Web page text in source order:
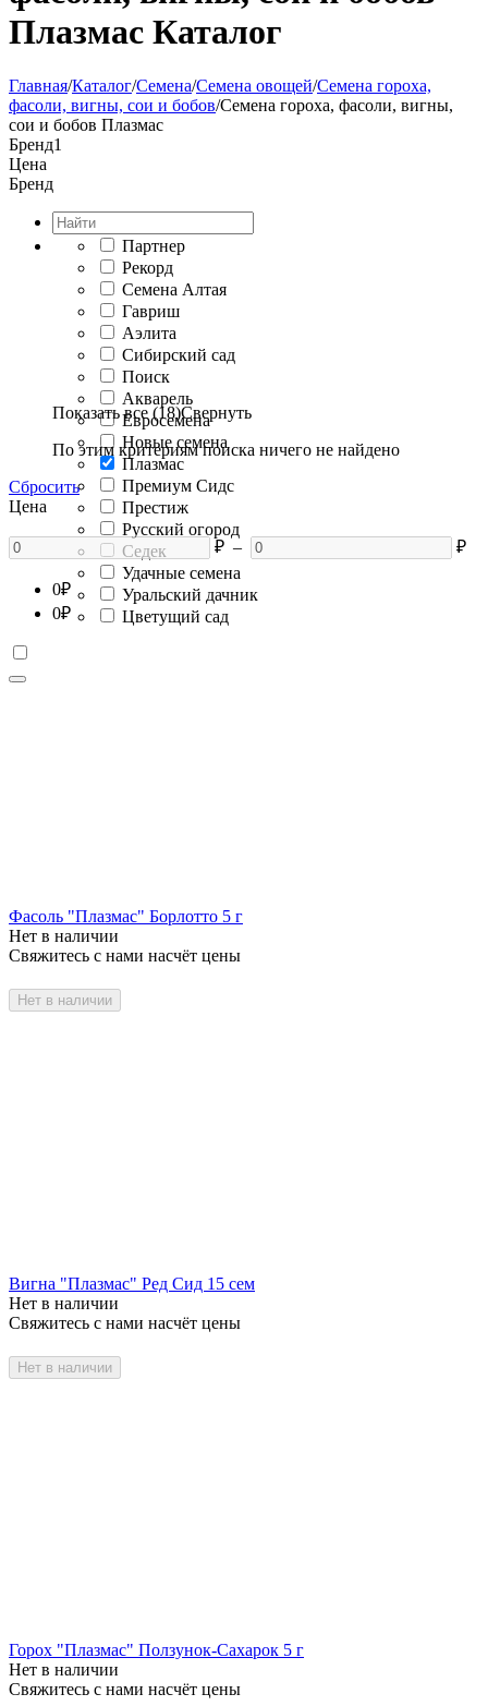
Плазмас Каталог
Главная/Каталог/Семена/Семена овощей/Семена гороха,
фасоли, вигны, сои и бобов/Семена гороха, фасоли, вигны,
сои и бобов Плазмас
Бренд1
Цена
Бренд
Партнер
Рекорд
Семена Алтая
Гавриш
Аэлита
Сибирский сад
Поиск
Акварель
Евросемена
Новые семена
Плазмас
Премиум Сидс
Престиж
Русский огород
Седек
Удачные семена
Уральский дачник
Цветущий сад
Показать все (18)Свернуть
По этим критериям поиска ничего не найдено
Сбросить
Цена
₽ – ₽
0₽
0₽
Фасоль "Плазмас" Борлотто 5 г
Нет в наличии
Свяжитесь с нами насчёт цены
Нет в наличии
Вигна "Плазмас" Ред Сид 15 сем
Нет в наличии
Свяжитесь с нами насчёт цены
Нет в наличии
Горох "Плазмас" Ползунок-Сахарок 5 г
Нет в наличии
Свяжитесь с нами насчёт цены